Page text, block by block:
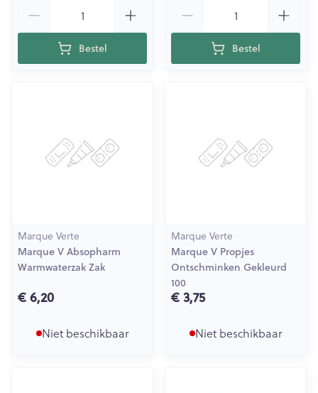
Bestel Bestel
Marque Verte
Marque V Absopharm
Warmwaterzak Zak
€ 6,20
Niet beschikbaar
Marque Verte
Marque V Propjes
Ontschminken Gekleurd
100
€ 3,75
Niet beschikbaar